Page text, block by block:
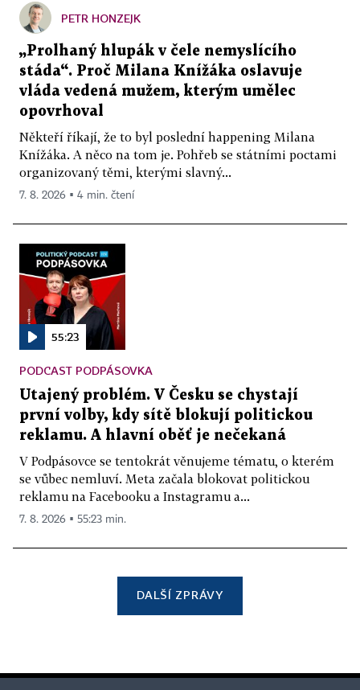
PETR HONZEJK
„Prolhaný hlupák v čele nemyslícího
stáda“. Proč Milana Knížáka oslavuje
vláda vedená mužem, kterým umělec
opovrhoval
Někteří říkají, že to byl poslední happening Milana
Knížáka. A něco na tom je. Pohřeb se státními poctami
organizovaný těmi, kterými slavný...
7. 8. 2026 ▪ 4 min. čtení
55:23
PODCAST PODPÁSOVKA
Utajený problém. V Česku se chystají
první volby, kdy sítě blokují politickou
reklamu. A hlavní oběť je nečekaná
V Podpásovce se tentokrát věnujeme tématu, o kterém
se vůbec nemluví. Meta začala blokovat politickou
reklamu na Facebooku a Instagramu a...
7. 8. 2026 ▪ 55:23 min.
DALŠÍ ZPRÁVY